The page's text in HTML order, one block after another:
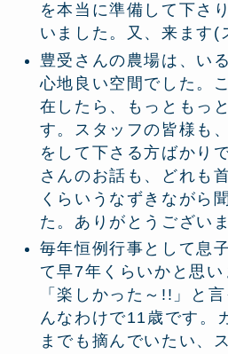
を本当に準備して下さ
いました。又、来ます(
豊受さんの農場は、い
心地良い空間でした。
在したら、もっともっ
す。スタッフの皆様も
をして下さる方ばかり
さんのお話も、どれも
くらいうなずきながら
た。ありがとうござい
毎年恒例行事として息
て早7年くらいかと思
「楽しかった～!!」と
んなわけで11歳です。
までも摘んでいたい、